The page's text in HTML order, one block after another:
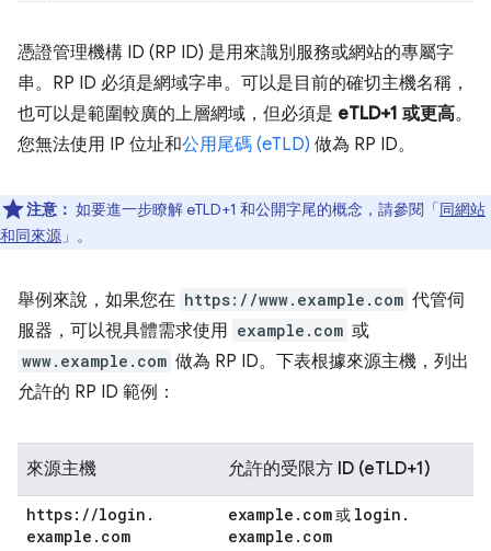
憑證管理機構 ID (RP ID) 是用來識別服務或網站的專屬字
串。RP ID 必須是網域字串。可以是目前的確切主機名稱，
也可以是範圍較廣的上層網域，但必須是 eTLD+1 或更高。
您無法使用 IP 位址和公用尾碼 (eTLD) 做為 RP ID。
注意： 如要進一步瞭解 eTLD+1 和公開字尾的概念，請參閱「同網站
和同來源 」。
舉例來說，如果您在 https://www.example.com 代管伺
服器，可以視具體需求使用 example.com 或
www.example.com 做為 RP ID。下表根據來源主機，列出
允許的 RP ID 範例：
來源主機 允許的受限方 ID (eTLD+1)
https: //login .
example . com
example . com或 login .
example . com